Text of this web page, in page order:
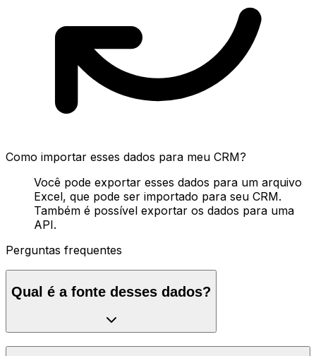
Como importar esses dados para meu CRM?
Você pode exportar esses dados para um arquivo
Excel, que pode ser importado para seu CRM.
Também é possível exportar os dados para uma
API.
Perguntas frequentes
Qual é a fonte desses dados?